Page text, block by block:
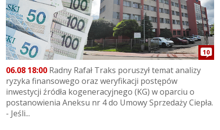
10
06.08 18:00 Radny Rafał Traks poruszył temat analizy
ryzyka finansowego oraz weryfikacji postępów
inwestycji źródła kogeneracyjnego (KG) w oparciu o
postanowienia Aneksu nr 4 do Umowy Sprzedaży Ciepła.
- Jeśli...